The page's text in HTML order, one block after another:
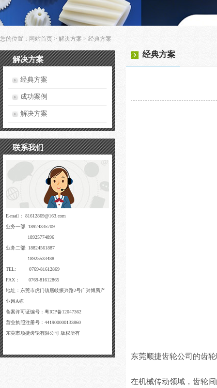
您的位置： 网站首页 > 解决方案 > 经典方案
解决方案
经典方案
成功案例
解决方案
联系我们
E-mail： 81612869@163.com
业务一部: 18924335709
18925774896
业务二部: 18824561887
18925533488
TEL: 0769-81612869
FAX： 0769-81612865
地址：东莞市虎门镇居岐振兴路2号广兴博腾产
业园A栋
备案许可证编号：粤ICP备12047362
营业执照注册号：441900000133860
东莞市顺捷齿轮有限公司 版权所有
经典方案
东莞顺捷齿轮公司的齿
在机械传动领域，齿轮